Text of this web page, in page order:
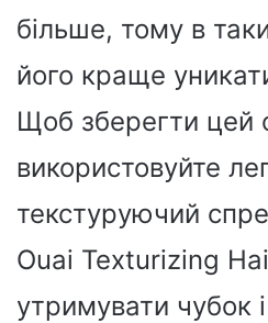
більше, тому в
його краще
Щоб зберегти цей
використовуйте
текстуруючий
Ouai Texturizing
утримувати чубок